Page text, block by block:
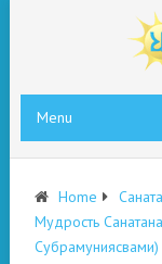
Menu
Home
Мудрость
Субрамуниясвами)